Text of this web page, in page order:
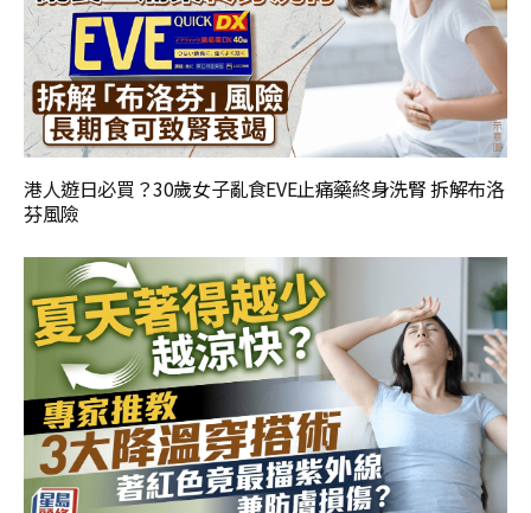
港人遊日必買？30歲女子亂食EVE止痛藥終身洗腎 拆解布洛
芬風險